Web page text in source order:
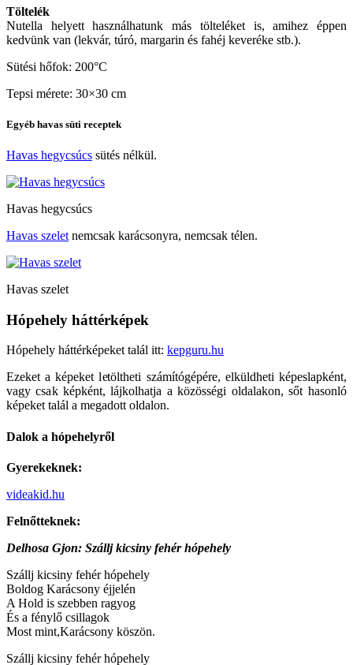
Töltelék
Nutella helyett használhatunk más tölteléket is, amihez éppen
kedvünk van (lekvár, túró, margarin és fahéj keveréke stb.).
Sütési hőfok: 200°C
Tepsi mérete: 30×30 cm
Egyéb havas süti receptek
Havas hegycsúcs sütés nélkül.
Havas hegycsúcs
Havas szelet nemcsak karácsonyra, nemcsak télen.
Havas szelet
Hópehely háttérképek
Hópehely háttérképeket talál itt: kepguru.hu
Ezeket a képeket letöltheti számítógépére, elküldheti képeslapként,
vagy csak képként, lájkolhatja a közösségi oldalakon, sőt hasonló
képeket talál a megadott oldalon.
Dalok a hópehelyről
Gyerekeknek:
videakid.hu
Felnőtteknek:
Delhosa Gjon: Szállj kicsiny fehér hópehely
Szállj kicsiny fehér hópehely
Boldog Karácsony éjjelén
A Hold is szebben ragyog
És a fénylő csillagok
Most mint,Karácsony köszön.
Szállj kicsiny fehér hópehely